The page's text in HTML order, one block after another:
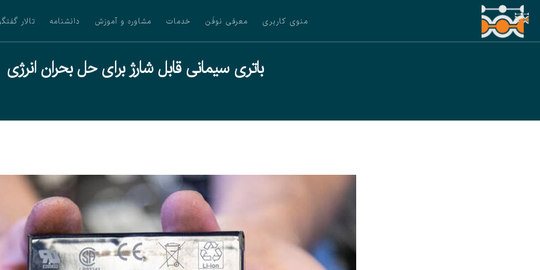
منوی کاربری معرفی نوفَن خدمات مشاوره و آموزش دانشنامه تالار
باتری سیمانی قابل شارژ برای حل بحران انرژی